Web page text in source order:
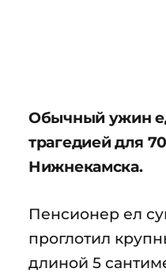
Обычный ужин
трагедией для
Нижнекамска.
Пенсионер ел
проглотил
длиной 5